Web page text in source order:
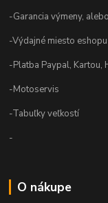
-Garancia výmeny,
-Výdajné miesto
-Platba Paypal,
-Motoservis
-Tabuľky veľkostí
-
O nákupe